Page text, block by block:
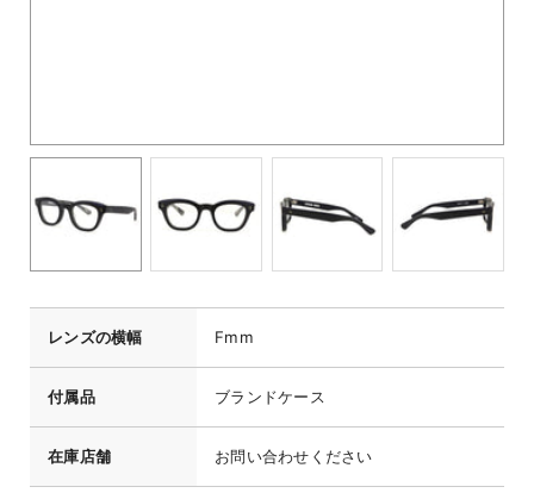
レンズの横幅 Fmm
付属品 ブランドケース
在庫店舗 お問い合わせください